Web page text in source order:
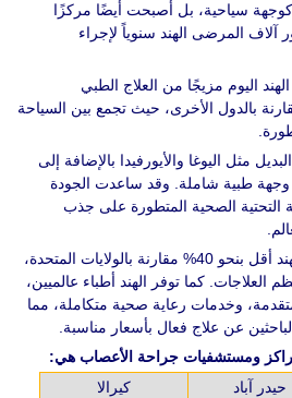
سياحية، بل أصبحت أيضًا مركزًا
آلاف المرضى الهند سنوياً لإجراء
اليوم مزيجًا من العلاج الطبي
بالدول الأخرى، حيث تجمع بين السياحة
مثل اليوغا والأيورفيدا بالإضافة إلى
وجهة طبية شاملة. وقد ساعدت الجودة
التحتية الصحية المتطورة على جذب
تكلفة جراحة الأعصاب في الهند أقل بنحو 40% مقارنة بالولايات المتحدة،
العلاجات. كما توفر الهند أطباء عالميين،
وخدمات رعاية صحية متكاملة، مما
عن علاج فعال بأسعار مناسبة.
ومستشفيات جراحة الأعصاب هي:
حيدر آباد
كيرالا